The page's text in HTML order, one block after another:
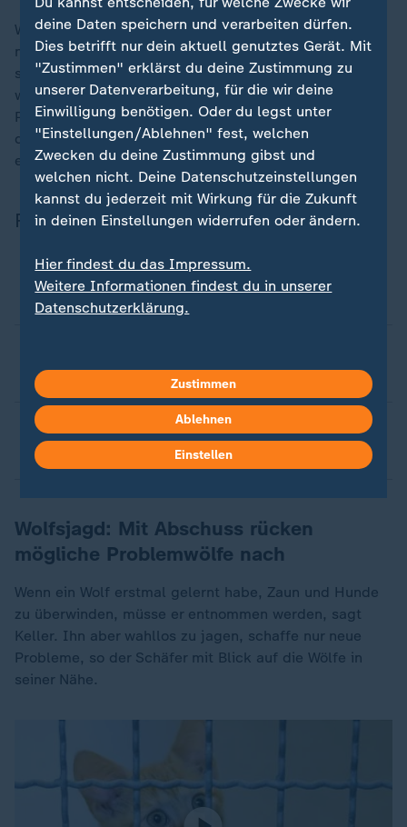
Wenn sich neu zugewanderte Wölfe den Weidetieren
näherten und den Zaun berührten, erklärt Swen Keller,
sollten sie unmissverständlich lernen: "Die Schafe tun
weh, da gehe ich nicht mehr hin." Das Prinzip:
Prävention statt Abschuss. Seit Schäfer Swen Keller
diese Art des Herdenschutzes anwendet, habe er kein
einziges Tier an einen Wolf verloren.
Faktencheck zur Wolfsjagd
Was bringt der Abschuss von Wölfen beim
Herdenschutz?
Nutztiere?
Sinken die Wildtier-Risse mit der Jagd auf den
Wolf?
Wolfsjagd: Mit Abschuss rücken
mögliche Problemwölfe nach
Wenn ein Wolf erstmal gelernt habe, Zaun und Hunde
zu überwinden, müsse er entnommen werden, sagt
Keller. Ihn aber wahllos zu jagen, schaffe nur neue
Probleme, so der Schäfer mit Blick auf die Wölfe in
seiner Nähe.
deine Daten speichern und verarbeiten dürfen.
Dies betrifft nur dein aktuell genutztes Gerät. Mit
"Zustimmen" erklärst du deine Zustimmung zu
unserer Datenverarbeitung, für die wir deine
Einwilligung benötigen. Oder du legst unter
"Einstellungen/Ablehnen" fest, welchen
Zwecken du deine Zustimmung gibst und
welchen nicht. Deine Datenschutzeinstellungen
kannst du jederzeit mit Wirkung für die Zukunft
in deinen Einstellungen widerrufen oder ändern.
Hier findest du das Impressum.
Weitere Informationen findest du in unserer
Datenschutzerklärung.
Zustimmen
Ablehnen
Einstellen